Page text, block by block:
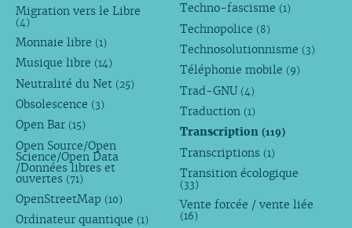
Migration vers le Libre
(4)
Monnaie libre (1)
Musique libre (14)
Neutralité du Net (25)
Obsolescence (3)
Open Bar (15)
Open Source/Open
Science/Open Data
/Données libres et
ouvertes (71)
OpenStreetMap (10)
Ordinateur quantique (1)
Techno-fascisme (1)
Technopolice (8)
Technosolutionnisme (3)
Téléphonie mobile (9)
Trad-GNU (4)
Traduction (1)
Transcription(119)
Transcriptions (1)
Transition écologique
(33)
Vente forcée / vente liée
(16)